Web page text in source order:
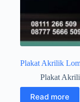
Plakat Akrilik
Plakat
Read more